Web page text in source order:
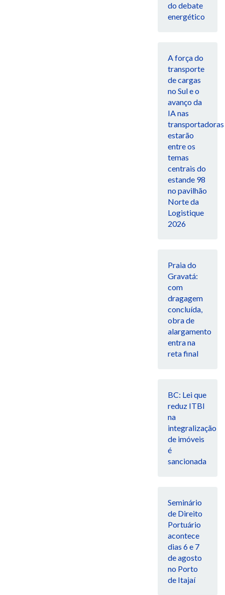
do debate
energético
A força do
transporte
de cargas
no Sul e o
avanço da
IA nas
transportadoras
estarão
entre os
temas
centrais do
estande 98
no pavilhão
Norte da
Logistique
2026
Praia do
Gravatá:
com
dragagem
concluída,
obra de
alargamento
entra na
reta final
BC: Lei que
reduz ITBI
na
integralização
de imóveis
é
sancionada
Seminário
de Direito
Portuário
acontece
dias 6 e 7
de agosto
no Porto
de Itajaí